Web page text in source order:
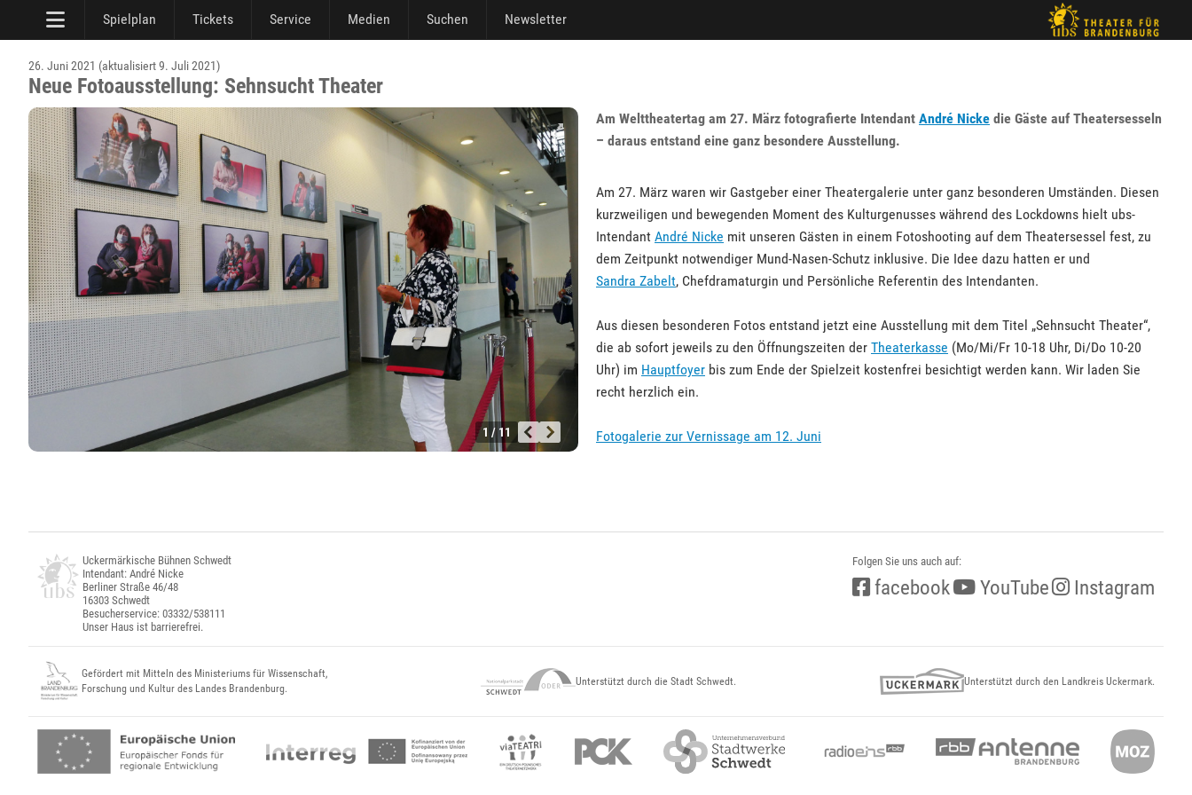
Spielplan Tickets Service Medien Suchen Newsletter
26. Juni 2021 (aktualisiert 9. Juli 2021)
Neue Fotoausstellung: Sehnsucht Theater
1 / 11
Am Welttheatertag am 27. März fotografierte Intendant André Nicke die Gäste auf Theatersesseln
– daraus entstand eine ganz besondere Ausstellung.
Am 27. März waren wir Gastgeber einer Theatergalerie unter ganz besonderen Umständen. Diesen
kurzweiligen und bewegenden Moment des Kulturgenusses während des Lockdowns hielt ubs-
Intendant André Nicke mit unseren Gästen in einem Fotoshooting auf dem Theatersessel fest, zu
dem Zeitpunkt notwendiger Mund-Nasen-Schutz inklusive. Die Idee dazu hatten er und
Sandra Zabelt, Chefdramaturgin und Persönliche Referentin des Intendanten.
Aus diesen besonderen Fotos entstand jetzt eine Ausstellung mit dem Titel „Sehnsucht Theater“,
die ab sofort jeweils zu den Öffnungszeiten der Theaterkasse (Mo/Mi/Fr 10-18 Uhr, Di/Do 10-20
Uhr) im Hauptfoyer bis zum Ende der Spielzeit kostenfrei besichtigt werden kann. Wir laden Sie
recht herzlich ein.
Fotogalerie zur Vernissage am 12. Juni
Uckermärkische Bühnen Schwedt
Intendant: André Nicke
Berliner Straße 46/48
16303 Schwedt
Besucherservice: 03332/538111
Unser Haus ist barrierefrei.
Folgen Sie uns auch auf:
facebook YouTube Instagram
Gefördert mit Mitteln des Ministeriums für Wissenschaft,
Forschung und Kultur des Landes Brandenburg.
Unterstützt durch die Stadt Schwedt. Unterstützt durch den Landkreis Uckermark.